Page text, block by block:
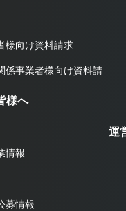
様向け資料請求
係事業者様向け資料請
様へ
情報
募情報
運